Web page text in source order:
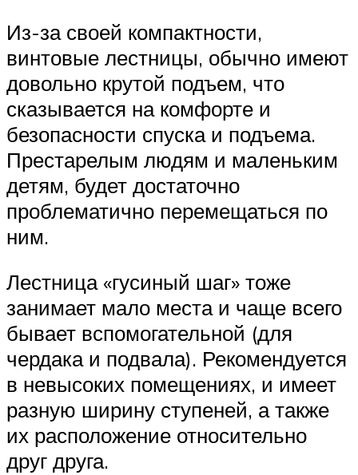
Из-за своей компактности,
винтовые лестницы, обычно имеют
довольно крутой подъем, что
сказывается на комфорте и
безопасности спуска и подъема.
Престарелым людям и маленьким
детям, будет достаточно
проблематично перемещаться по
ним.
Лестница «гусиный шаг» тоже
занимает мало места и чаще всего
бывает вспомогательной (для
чердака и подвала). Рекомендуется
в невысоких помещениях, и имеет
разную ширину ступеней, а также
их расположение относительно
друг друга.